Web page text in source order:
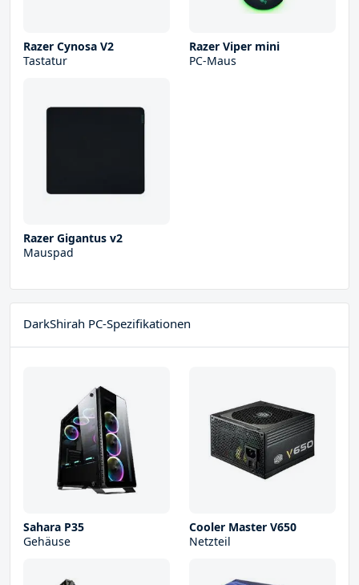
Razer Cynosa V2
Tastatur
Razer Viper mini
PC-Maus
Razer Gigantus v2
Mauspad
DarkShirah PC-Spezifikationen
Sahara P35
Gehäuse
Cooler Master V650
Netzteil